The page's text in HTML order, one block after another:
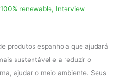
100% renewable, Interview
produtos espanhola que ajudará
sustentável e a reduzir o
ajudar o meio ambiente. Seus